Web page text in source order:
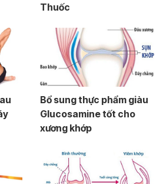
Thuốc
Bổ sung thực phẩm giàu
Glucosamine tốt cho
xương khớp